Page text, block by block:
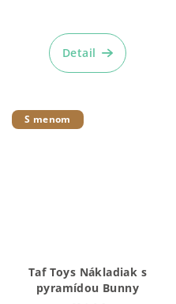
Detail
S menom
Taf Toys Nákladiak s
pyramídou Bunny